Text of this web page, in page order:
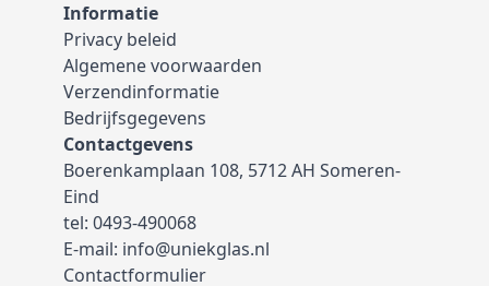
Informatie
Privacy beleid
Algemene voorwaarden
Verzendinformatie
Bedrijfsgegevens
Contactgevens
Boerenkamplaan 108, 5712 AH Someren-
Eind
tel: 0493-490068
E-mail: info@uniekglas.nl
Contactformulier